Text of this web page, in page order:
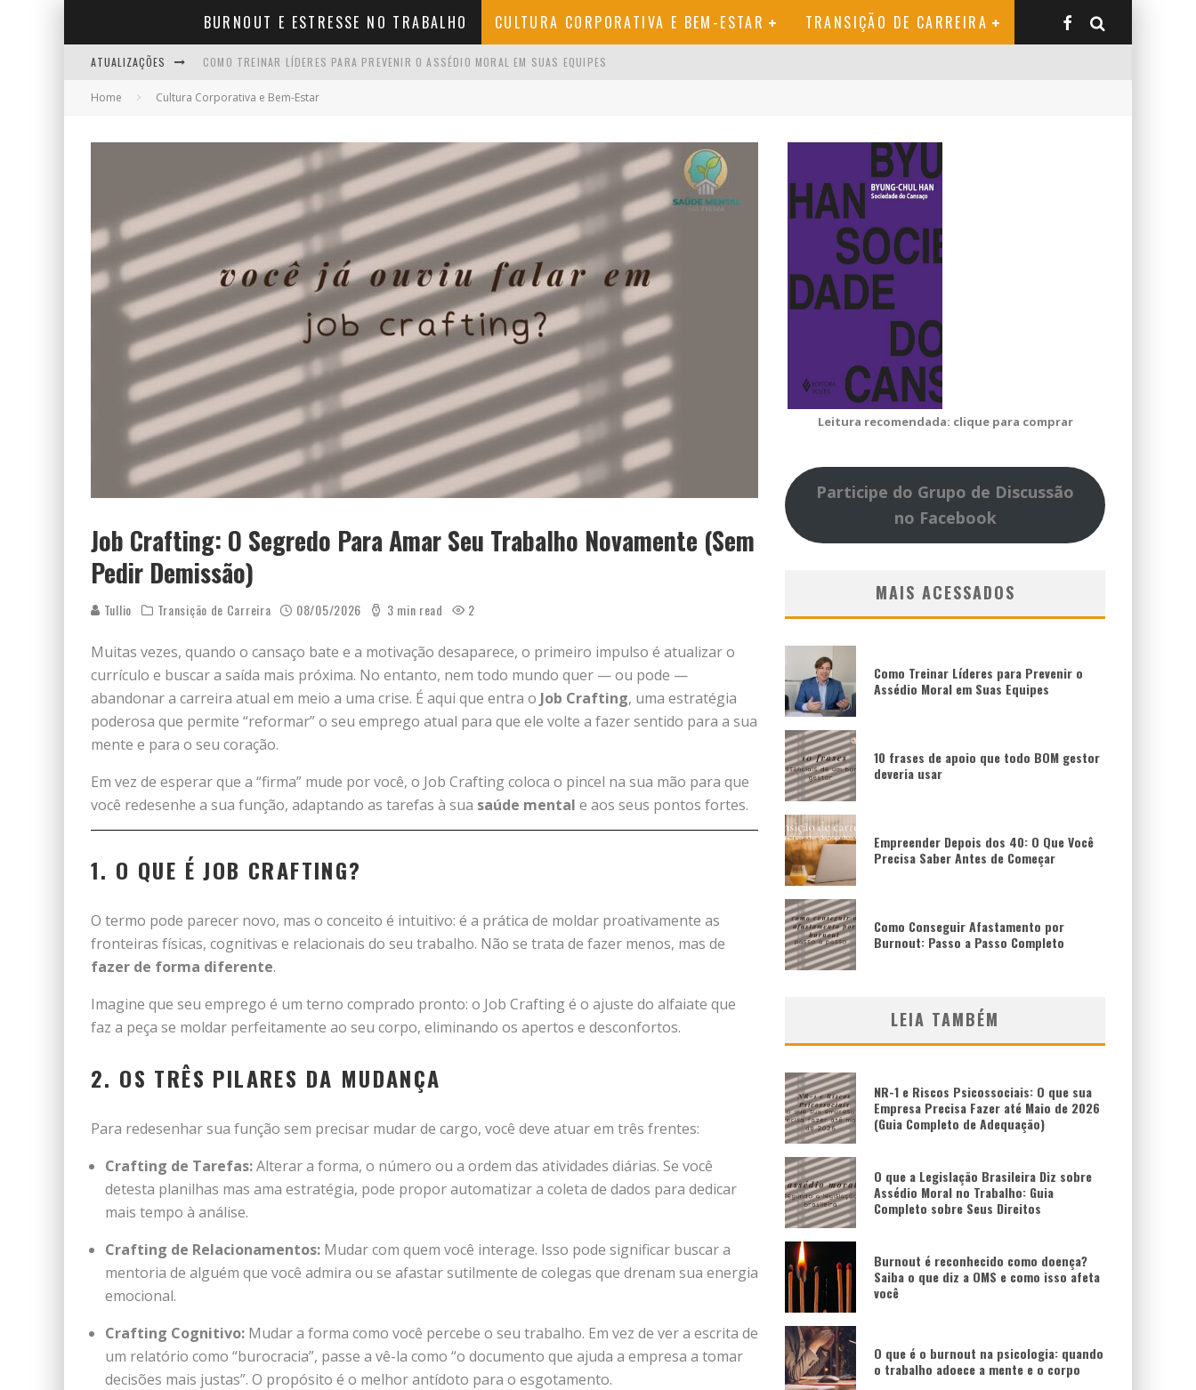
BURNOUT E ESTRESSE NO TRABALHO CULTURA CORPORATIVA E BEM-ESTAR TRANSIÇÃO DE CARREIRA
ATUALIZAÇÕES COMO TREINAR LÍDERES PARA PREVENIR O ASSÉDIO MORAL EM SUAS EQUIPES
10 FRASES DE APOIO QUE TODO BOM GESTOR DEVERIA USAR
EMPREENDER DEPOIS DOS 40: O QUE VOCÊ PRECISA SABER ANTES DE COMEÇAR
INSANIDADE MENTAL: SIGNIFICADO, O QUE REALMENTE QUER DIZER E POR QUE O TERMO É PROBLEMÁTICO
Home Cultura Corporativa e Bem-Estar
Job Crafting: O Segredo Para Amar Seu Trabalho Novamente (Sem
Pedir Demissão)
Tullio Transição de Carreira 08/05/2026 3 min read 2
Muitas vezes, quando o cansaço bate e a motivação desaparece, o primeiro impulso é atualizar o
currículo e buscar a saída mais próxima. No entanto, nem todo mundo quer — ou pode —
abandonar a carreira atual em meio a uma crise. É aqui que entra o Job Crafting, uma estratégia
poderosa que permite “reformar” o seu emprego atual para que ele volte a fazer sentido para a sua
mente e para o seu coração.
Em vez de esperar que a “firma” mude por você, o Job Crafting coloca o pincel na sua mão para que
você redesenhe a sua função, adaptando as tarefas à sua saúde mental e aos seus pontos fortes.
1. O QUE É JOB CRAFTING?
O termo pode parecer novo, mas o conceito é intuitivo: é a prática de moldar proativamente as
fronteiras físicas, cognitivas e relacionais do seu trabalho. Não se trata de fazer menos, mas de
fazer de forma diferente.
Imagine que seu emprego é um terno comprado pronto: o Job Crafting é o ajuste do alfaiate que
faz a peça se moldar perfeitamente ao seu corpo, eliminando os apertos e desconfortos.
2. OS TRÊS PILARES DA MUDANÇA
Para redesenhar sua função sem precisar mudar de cargo, você deve atuar em três frentes:
Crafting de Tarefas:Alterar a forma, o número ou a ordem das atividades diárias. Se você
detesta planilhas mas ama estratégia, pode propor automatizar a coleta de dados para dedicar
mais tempo à análise.
Crafting de Relacionamentos: Mudar com quem você interage. Isso pode significar buscar a
mentoria de alguém que você admira ou se afastar sutilmente de colegas que drenam sua energia
emocional.
Crafting Cognitivo: Mudar a forma como você percebe o seu trabalho. Em vez de ver a escrita de
um relatório como “burocracia”, passe a vê-la como “o documento que ajuda a empresa a tomar
decisões mais justas”. O propósito é o melhor antídoto para o esgotamento.
Leitura recomendada: clique para comprar
Participe do Grupo de Discussão
no Facebook
MAIS ACESSADOS
Como Treinar Líderes para Prevenir o
Assédio Moral em Suas Equipes
10 frases de apoio que todo BOM gestor
deveria usar
Empreender Depois dos 40: O Que Você
Precisa Saber Antes de Começar
Como Conseguir Afastamento por
Burnout: Passo a Passo Completo
LEIA TAMBÉM
NR-1 e Riscos Psicossociais: O que sua
Empresa Precisa Fazer até Maio de 2026
(Guia Completo de Adequação)
O que a Legislação Brasileira Diz sobre
Assédio Moral no Trabalho: Guia
Completo sobre Seus Direitos
Burnout é reconhecido como doença?
Saiba o que diz a OMS e como isso afeta
você
O que é o burnout na psicologia: quando
o trabalho adoece a mente e o corpo